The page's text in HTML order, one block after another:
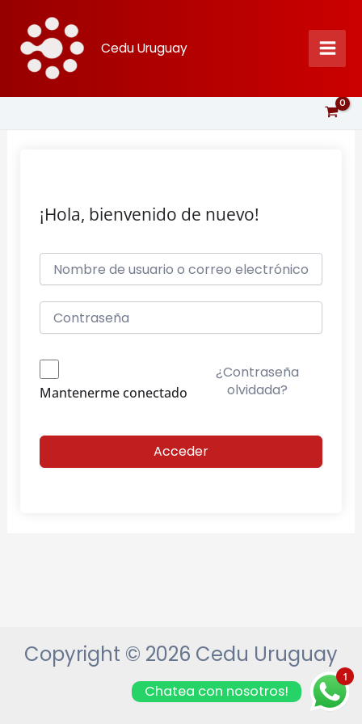
contenido
Cedu Uruguay
¡Hola, bienvenido de nuevo!
Mantenerme conectado
¿Contraseña
olvidada?
Acceder
Copyright © 2026 Cedu Uruguay
1
Chatea con nosotros!